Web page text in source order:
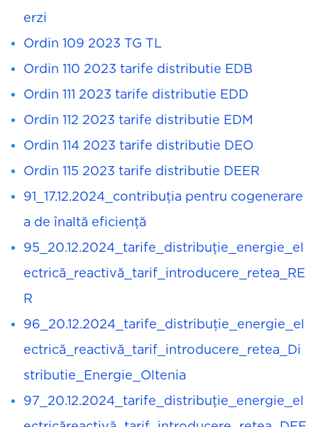
erzi
Ordin 109 2023 TG TL
Ordin 110 2023 tarife distributie EDB
Ordin 111 2023 tarife distributie EDD
Ordin 112 2023 tarife distributie EDM
Ordin 114 2023 tarife distributie DEO
Ordin 115 2023 tarife distributie DEER
91_17.12.2024_contribuţia pentru cogenerare
a de înaltă eficienţă
95_20.12.2024_tarife_distribuţie_energie_el
ectrică_reactivă_tarif_introducere_retea_RE
R
96_20.12.2024_tarife_distribuţie_energie_el
ectrică_reactivă_tarif_introducere_retea_Di
stributie_Energie_Oltenia
97_20.12.2024_tarife_distribuţie_energie_el